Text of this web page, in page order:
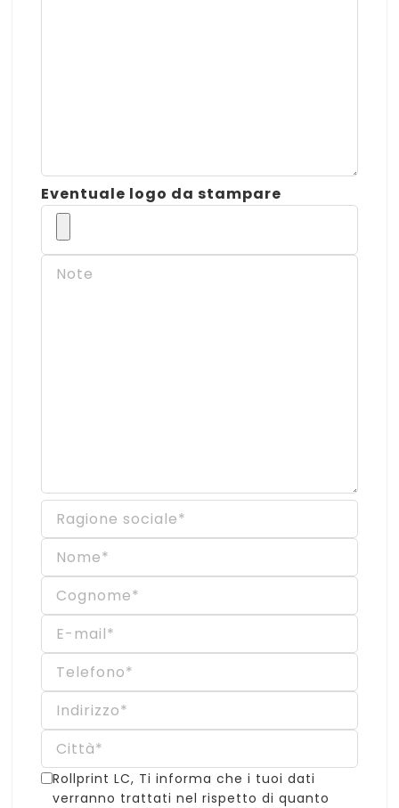
Eventuale logo da stampare
Rollprint LC, Ti informa che i tuoi dati
verranno trattati nel rispetto di quanto